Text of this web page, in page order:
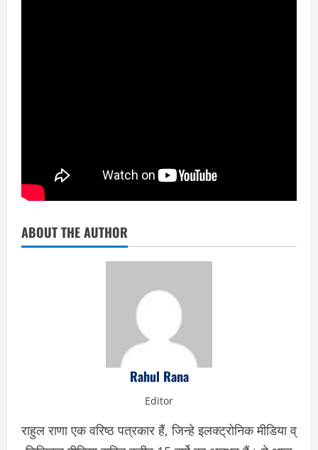
ABOUT THE AUTHOR
Rahul Rana
Editor
राहुल राणा एक वरिष्ठ पत्रकार हैं, जिन्हे इलक्ट्रोनिक मीडिया व्